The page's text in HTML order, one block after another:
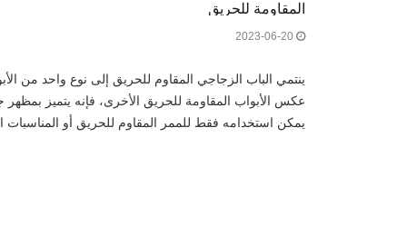
المقاومة للحريق
ينتمي الباب الزجاجي المقاوم للحريق إلى نوع واحد من
عكس الأبواب المقاومة للحريق الأخرى، فإنه يتميز بمظهر
يمكن استخدامه فقط للممر المقاوم للحريق أو المناسبات